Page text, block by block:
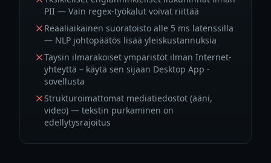
PII — Vain regex-työkalut voivat riittää
Reaaliaikainen suoratoisto alle 5 ms latenssilla
— NLP johtopäätös lisää yleiskustannuksia
Täysin ilmarakoiset ympäristöt ilman Internet-
yhteyttä – käytä sen sijaan Desktop App -
sovellusta
Strukturoimattomat mediatiedostot (ääni,
video) — tekstin purkaminen on
edellytysrajoitus